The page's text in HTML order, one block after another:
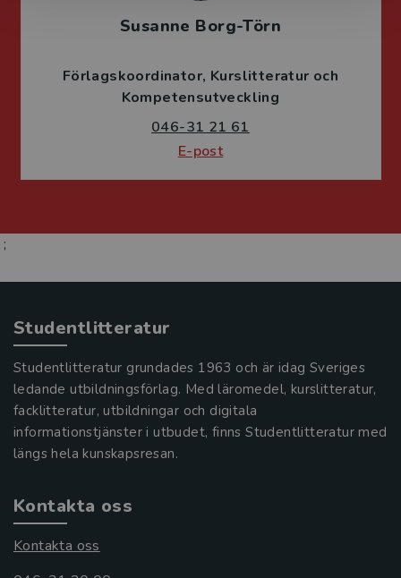
Susanne Borg-Törn
Förlagskoordinator Kurslitteratur och
Kompetensutveckling
046-31 21 61
E-post
;
Studentlitteratur
Studentlitteratur grundades 1963 och är idag Sveriges
ledande utbildningsförlag. Med läromedel, kurslitteratur,
facklitteratur, utbildningar och digitala
informationstjänster i utbudet, finns Studentlitteratur med
längs hela kunskapsresan.
Kontakta oss
Kontakta oss